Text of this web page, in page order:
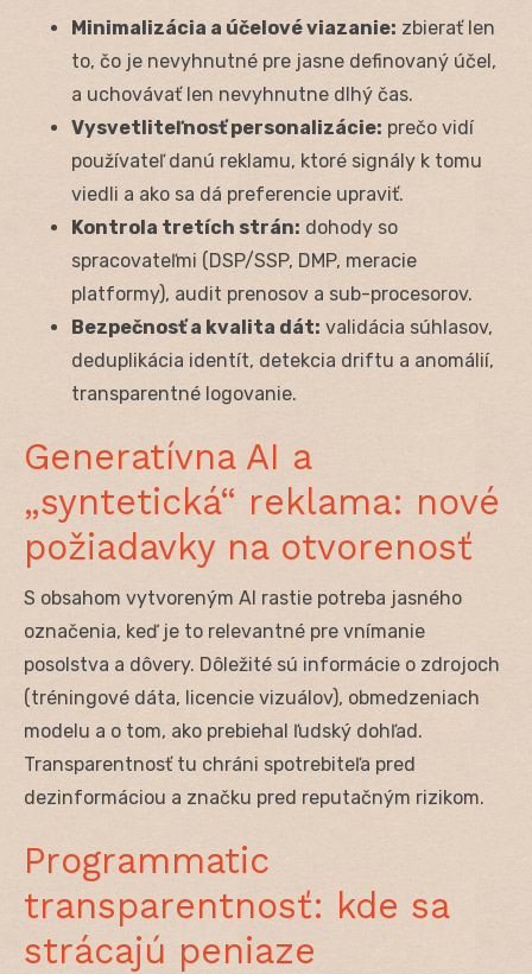
Minimalizácia a účelové viazanie: zbierať len
to, čo je nevyhnutné pre jasne definovaný účel,
a uchovávať len nevyhnutne dlhý čas.
Vysvetliteľnosť personalizácie: prečo vidí
používateľ danú reklamu, ktoré signály k tomu
viedli a ako sa dá preferencie upraviť.
Kontrola tretích strán: dohody so
spracovateľmi (DSP/SSP, DMP, meracie
platformy), audit prenosov a sub-procesorov.
Bezpečnosť a kvalita dát: validácia súhlasov,
deduplikácia identít, detekcia driftu a anomálií,
transparentné logovanie.
Generatívna AI a
„syntetická“ reklama: nové
požiadavky na otvorenosť
S obsahom vytvoreným AI rastie potreba jasného
označenia, keď je to relevantné pre vnímanie
posolstva a dôvery. Dôležité sú informácie o zdrojoch
(tréningové dáta, licencie vizuálov), obmedzeniach
modelu a o tom, ako prebiehal ľudský dohľad.
Transparentnosť tu chráni spotrebiteľa pred
dezinformáciou a značku pred reputačným rizikom.
Programmatic
transparentnosť: kde sa
strácajú peniaze